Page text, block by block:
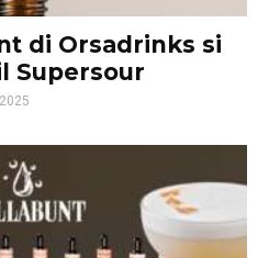
di Orsadrinks si
Supersour